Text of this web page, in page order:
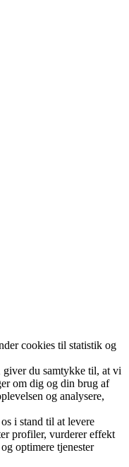
cookies til statistik og
giver du samtykke til, at vi
om dig og din brug af
og analysere,
i stand til at levere
profiler, vurderer effekt
optimere tjenester